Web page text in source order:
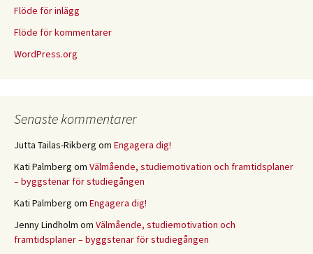
Flöde för inlägg
Flöde för kommentarer
WordPress.org
Senaste kommentarer
Jutta Tailas-Rikberg om Engagera dig!
Kati Palmberg om Välmående, studiemotivation och framtidsplaner
– byggstenar för studiegången
Kati Palmberg om Engagera dig!
Jenny Lindholm om Välmående, studiemotivation och
framtidsplaner – byggstenar för studiegången